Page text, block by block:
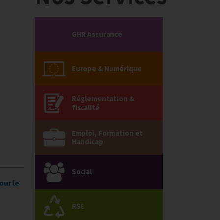
le
GHR Assurance
Europe & Numérique
Réglementation &
fiscalité
Emploi, Formation et
Handicap
Social
RSE